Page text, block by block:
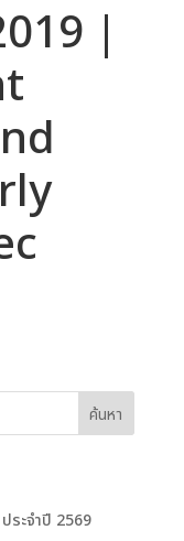
|
ค้นหา
ระจำปี 2569